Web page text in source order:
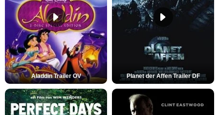
Aladdin Trailer OV Planet der Affen Trailer DF